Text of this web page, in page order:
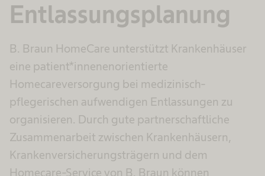
Entlassungsplanung
B. Braun HomeCare unterstützt Krankenhäuser
eine patient*innenenorientierte
Homecareversorgung bei medizinisch-
pflegerischen aufwendigen Entlassungen zu
organisieren. Durch gute partnerschaftliche
Zusammenarbeit zwischen Krankenhäusern,
Krankenversicherungsträgern und dem
Homecare-Service von B. Braun können